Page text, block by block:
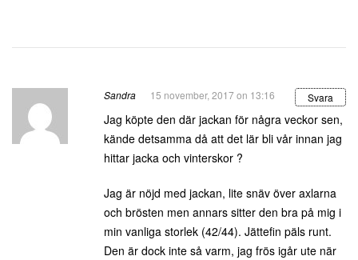
Sandra 15 november, 2017 on 13:16 Svara
Jag köpte den där jackan för några veckor sen,
kände detsamma då att det lär bli vår innan jag
hittar jacka och vinterskor ?
Jag är nöjd med jackan, lite snäv över axlarna
och brösten men annars sitter den bra på mig i
min vanliga storlek (42/44). Jättefin päls runt.
Den är dock inte så varm, jag frös igår ute när